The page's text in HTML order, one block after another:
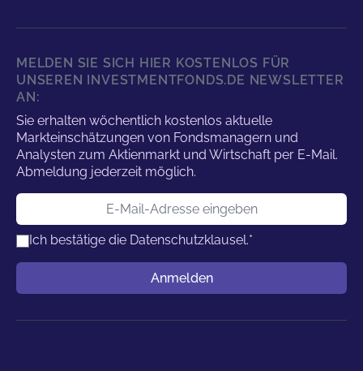
MELDEN SIE SICH HIER KOSTENLOS FÜR
UNSEREN INVESTMENTFONDS.DE NEWSLETTER
AN:
Sie erhalten wöchentlich kostenlos aktuelle
Markteinschätzungen von Fondsmanagern und
Analysten zum Aktienmarkt und Wirtschaft per E-Mail.
Abmeldung jederzeit möglich.
E-Mail-Adresse
Ich bestätige die Datenschutzklausel.*
Anmelden